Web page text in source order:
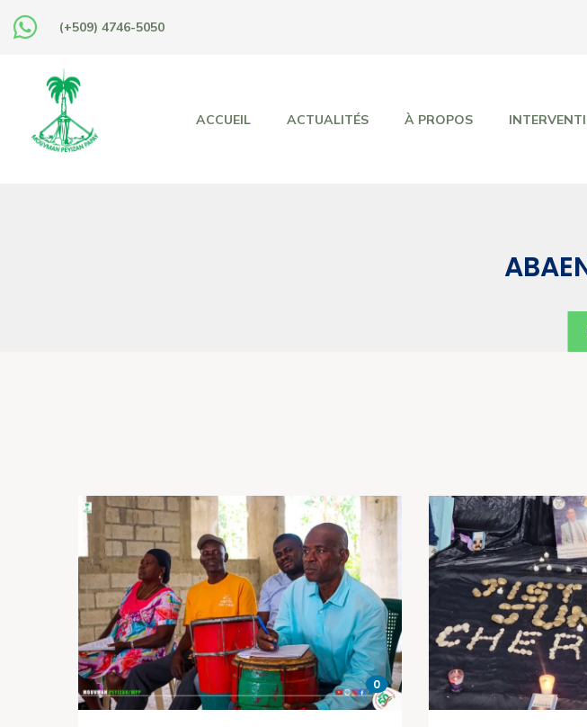
(+509) 4746-5050
ACCUEIL ACTUALITÉS À PROPOS
0